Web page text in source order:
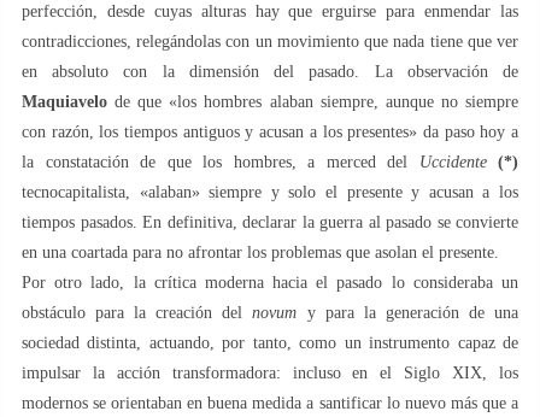
perfección, desde cuyas alturas hay que erguirse para enmendar las
contradicciones, relegándolas con un movimiento que nada tiene que ver
en absoluto con la dimensión del pasado. La observación de
Maquiavelo de que «los hombres alaban siempre, aunque no siempre
con razón, los tiempos antiguos y acusan a los presentes» da paso hoy a
la constatación de que los hombres, a merced del Uccidente
(*)
tecnocapitalista, «alaban» siempre y solo el presente y acusan a los
tiempos pasados. En definitiva, declarar la guerra al pasado se convierte
en una coartada para no afrontar los problemas que asolan el presente.
Por otro lado, la crítica moderna hacia el pasado lo consideraba un
obstáculo para la creación delnovum y para la generación de una
sociedad distinta, actuando, por tanto, como un instrumento capaz de
impulsar la acción transformadora: incluso en el Siglo XIX, los
modernos se orientaban en buena medida a santificar lo nuevo más que a